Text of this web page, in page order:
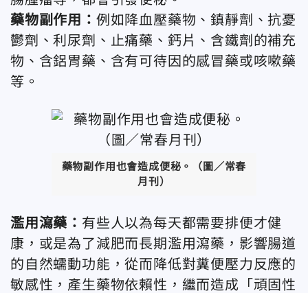
藥物副作用： 例如降血壓藥物、鎮靜劑、抗憂
鬱劑、利尿劑、止痛藥、鈣片、含鐵劑的補充
物、含鋁胃藥、含有可待因的感冒藥或咳嗽藥
等。
藥物副作用也會造成便秘。（圖／常春
月刊）
濫用瀉藥： 有些人以為每天都需要排便才健
康，或是為了減肥而長期濫用瀉藥，影響腸道
的自然蠕動功能，從而降低對糞便壓力反應的
敏感性，產生藥物依賴性，繼而造成「頑固性